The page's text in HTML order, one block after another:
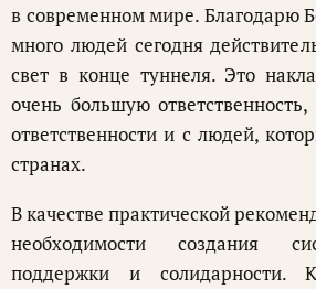
в современном мире. Благодарю
много людей сегодня
свет в конце туннеля. Это
очень большую
ответственности и с людей,
странах.
В качестве практической
необходимости создания
поддержки и солидарности.